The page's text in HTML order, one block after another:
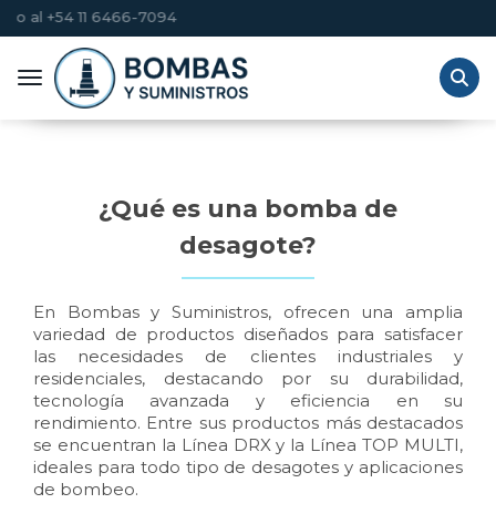
Toggle navigation
¿Qué es una bomba de
desagote?
En Bombas y Suministros, ofrecen una amplia
variedad de productos diseñados para satisfacer
las necesidades de clientes industriales y
residenciales, destacando por su durabilidad,
tecnología avanzada y eficiencia en su
rendimiento. Entre sus productos más destacados
se encuentran la Línea DRX y la Línea TOP MULTI,
ideales para todo tipo de desagotes y aplicaciones
de bombeo.